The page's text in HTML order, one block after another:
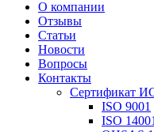
О компании
Отзывы
Статьи
Новости
Вопросы
Контакты
Сертификат
ISO 9001
ISO 14001